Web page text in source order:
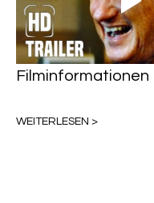
Filminformationen
WEITERLESEN >